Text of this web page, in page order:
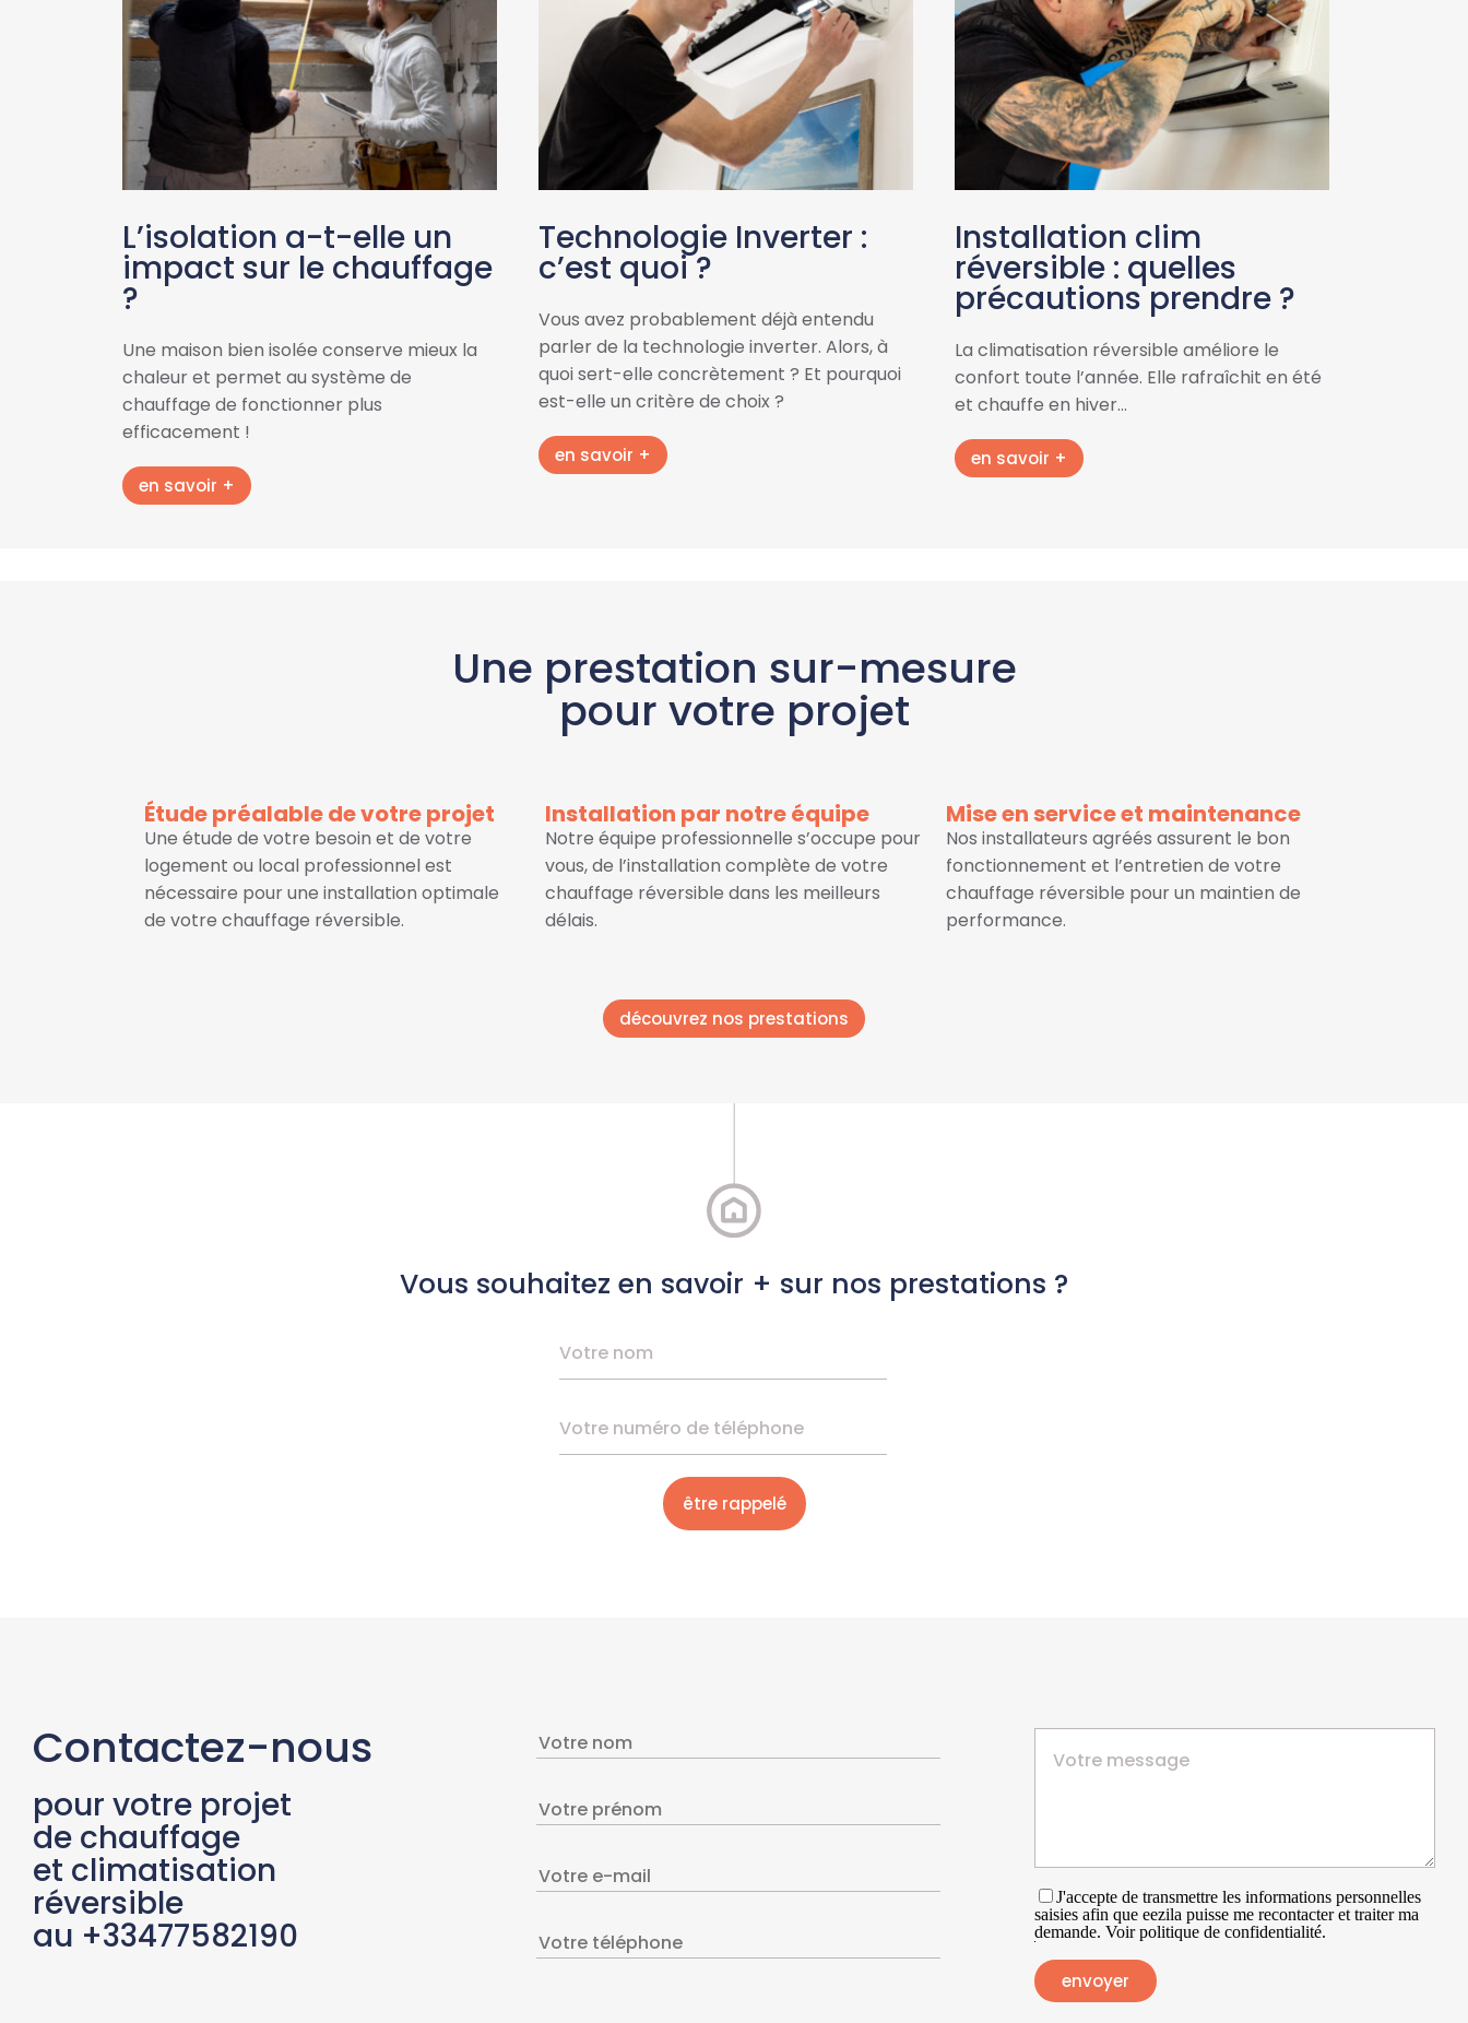
L’isolation a-t-elle un
impact sur le chauffage
?
Une maison bien isolée conserve mieux la
chaleur et permet au système de
chauffage de fonctionner plus
efficacement !
en savoir +
Technologie Inverter :
c’est quoi ?
Vous avez probablement déjà entendu
parler de la technologie inverter. Alors, à
quoi sert-elle concrètement ? Et pourquoi
est-elle un critère de choix ?
en savoir +
Installation clim
réversible : quelles
précautions prendre ?
La climatisation réversible améliore le
confort toute l’année. Elle rafraîchit en été
et chauffe en hiver…
en savoir +
Une prestation sur-mesure
pour votre projet
Étude préalable de votre projet
Une étude de votre besoin et de votre
logement ou local professionnel est
nécessaire pour une installation optimale
de votre chauffage réversible.
Installation par notre équipe
Notre équipe professionnelle s’occupe pour
vous, de l’installation complète de votre
chauffage réversible dans les meilleurs
délais.
Mise en service et maintenance
Nos installateurs agréés assurent le bon
fonctionnement et l’entretien de votre
chauffage réversible pour un maintien de
performance.
découvrez nos prestations
Vous souhaitez en savoir + sur nos prestations ?
Contactez-nous
pour votre projet
de chauffage
et climatisation
réversible
au +33477582190
J'accepte de transmettre les informations personnelles
saisies afin que eezila puisse me recontacter et traiter ma
demande. Voir politique de confidentialité.